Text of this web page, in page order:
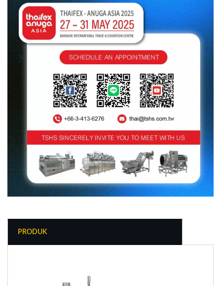
PRODUK